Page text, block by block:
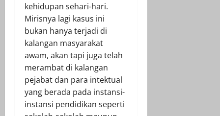
kehidupan sehari-hari.
Mirisnya lagi kasus ini
bukan hanya terjadi di
kalangan masyarakat
awam, akan tapi juga telah
merambat di kalangan
pejabat dan para intektual
yang berada pada instansi-
instansi pendidikan seperti